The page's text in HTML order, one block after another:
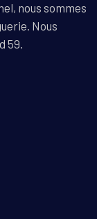
nous sommes
Nous
59.